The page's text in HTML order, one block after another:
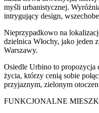
myśli urbanistycznej.
intrygujący design,
Nieprzypadkowo na
dzielnica Włochy, jako jeden
Warszawy.
Osiedle Urbino to propozycja
życia, którzy cenią sobie
przyjaznym, zielonym
FUNKCJONALNE